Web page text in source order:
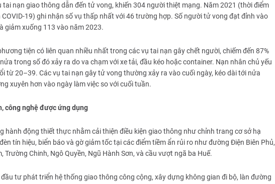
tai nạn giao thông dẫn đến tử vong, khiến 304 người thiệt mạng. Năm 2021 (thời điểm
19) ghi nhận số vụ thấp nhất với 46 trường hợp. Số người tử vong đạt đỉnh vào
giảm xuống 113 vào năm 2023.
tiện có liên quan nhiều nhất trong các vụ tai nạn gây chết người, chiếm đến 87%
trong số đó xảy ra do va chạm với xe tải, đầu kéo hoặc container. Nạn nhân chủ yếu
từ 20–39. Các vụ tai nạn gây tử vong thường xảy ra vào cuối ngày, kéo dài tới nửa
xuyên hơn vào ngày làm việc so với cuối tuần.
công nghệ được ứng dụng
hành động thiết thực nhằm cải thiện điều kiện giao thông như chỉnh trang cơ sở hạ
tín hiệu, biển báo và gờ giảm tốc tại các điểm tiềm ẩn rủi ro như đường Điện Biên Phủ,
Trường Chinh, Ngô Quyền, Ngũ Hành Sơn, và cầu vượt ngã ba Huế.
tư phát triển hệ thống giao thông công cộng, xây dựng không gian đi bộ, làn đường